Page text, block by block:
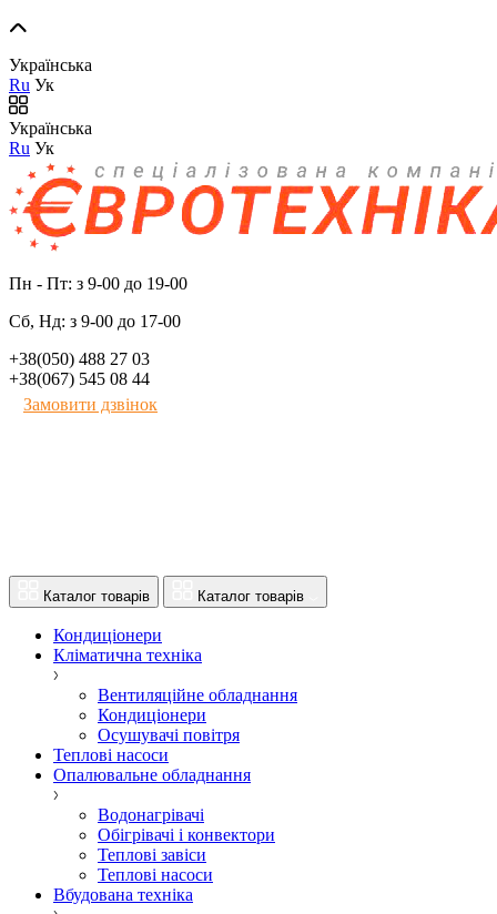
Українська
Ru Ук
Українська
Ru Ук
Пн - Пт: з 9-00 до 19-00
Сб, Нд: з 9-00 до 17-00
+38(050) 488 27 03
+38(067) 545 08 44
Замовити дзвінок
Каталог товарів Каталог товарів
Кондиціонери
Кліматична техніка
Вентиляційне обладнання
Кондиціонери
Осушувачі повітря
Теплові насоси
Опалювальне обладнання
Водонагрівачі
Обігрівачі і конвектори
Теплові завіси
Теплові насоси
Вбудована техніка